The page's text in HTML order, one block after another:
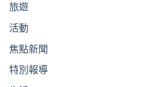
旅遊
活動
焦點新聞
特別報導